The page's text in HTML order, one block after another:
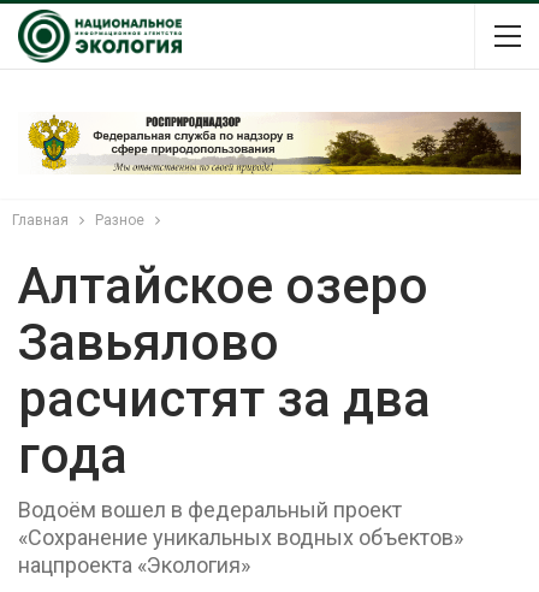
Главная Разное
Алтайское озеро
Завьялово
расчистят за два
года
Водоём вошел в федеральный проект
«Сохранение уникальных водных объектов»
нацпроекта «Экология»